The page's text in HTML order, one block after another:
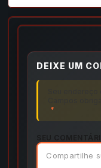
DEIXE UM
*